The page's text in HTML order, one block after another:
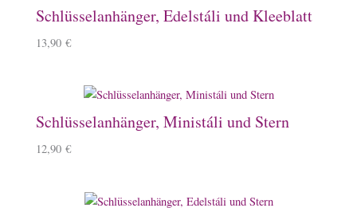
Schlüsselanhänger, Edelstáli und Kleeblatt
13,90 €
Schlüsselanhänger, Ministáli und Stern
12,90 €